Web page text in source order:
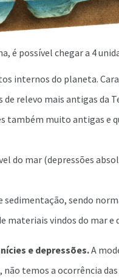
é possível chegar a 4
internos do planeta.
relevo mais antigas da
também muito antigas e
do mar (depressões
sedimentação, sendo
materiais vindos do mar e
e depressões.A
temos a ocorrência